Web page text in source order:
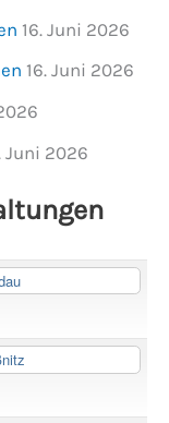
16. Juni 2026
16. Juni 2026
Juni 2026